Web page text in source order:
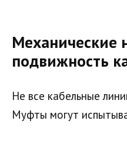
Механические
подвижность
Не все кабельные
Муфты могут